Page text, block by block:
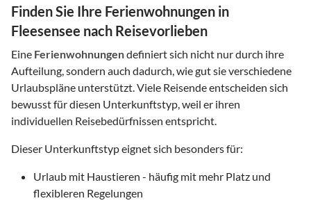
Finden Sie Ihre Ferienwohnungen in
Fleesensee nach Reisevorlieben
Eine Ferienwohnungendefiniert sich nicht nur durch ihre
Aufteilung, sondern auch dadurch, wie gut sie verschiedene
Urlaubspläne unterstützt. Viele Reisende entscheiden sich
bewusst für diesen Unterkunftstyp, weil er ihren
individuellen Reisebedürfnissen entspricht.
Dieser Unterkunftstyp eignet sich besonders für:
Urlaub mit Haustieren - häufig mit mehr Platz und
flexibleren Regelungen